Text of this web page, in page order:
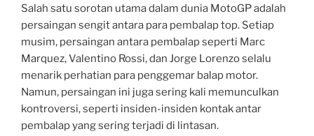
Salah satu sorotan utama dalam dunia MotoGP adalah
persaingan sengit antara para pembalap top. Setiap
musim, persaingan antara pembalap seperti Marc
Marquez, Valentino Rossi, dan Jorge Lorenzo selalu
menarik perhatian para penggemar balap motor.
Namun, persaingan ini juga sering kali memunculkan
kontroversi, seperti insiden-insiden kontak antar
pembalap yang sering terjadi di lintasan.